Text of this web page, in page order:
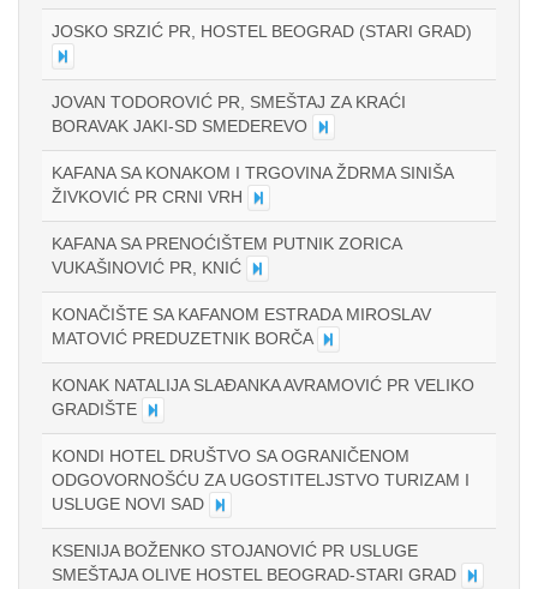
JOSKO SRZIĆ PR, HOSTEL BEOGRAD (STARI GRAD)
JOVAN TODOROVIĆ PR, SMEŠTAJ ZA KRAĆI
BORAVAK JAKI-SD SMEDEREVO
KAFANA SA KONAKOM I TRGOVINA ŽDRMA SINIŠA
ŽIVKOVIĆ PR CRNI VRH
KAFANA SA PRENOĆIŠTEM PUTNIK ZORICA
VUKAŠINOVIĆ PR, KNIĆ
KONAČIŠTE SA KAFANOM ESTRADA MIROSLAV
MATOVIĆ PREDUZETNIK BORČA
KONAK NATALIJA SLAĐANKA AVRAMOVIĆ PR VELIKO
GRADIŠTE
KONDI HOTEL DRUŠTVO SA OGRANIČENOM
ODGOVORNOŠĆU ZA UGOSTITELJSTVO TURIZAM I
USLUGE NOVI SAD
KSENIJA BOŽENKO STOJANOVIĆ PR USLUGE
SMEŠTAJA OLIVE HOSTEL BEOGRAD-STARI GRAD